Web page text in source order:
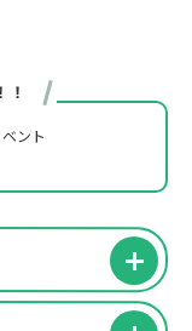
！
ント